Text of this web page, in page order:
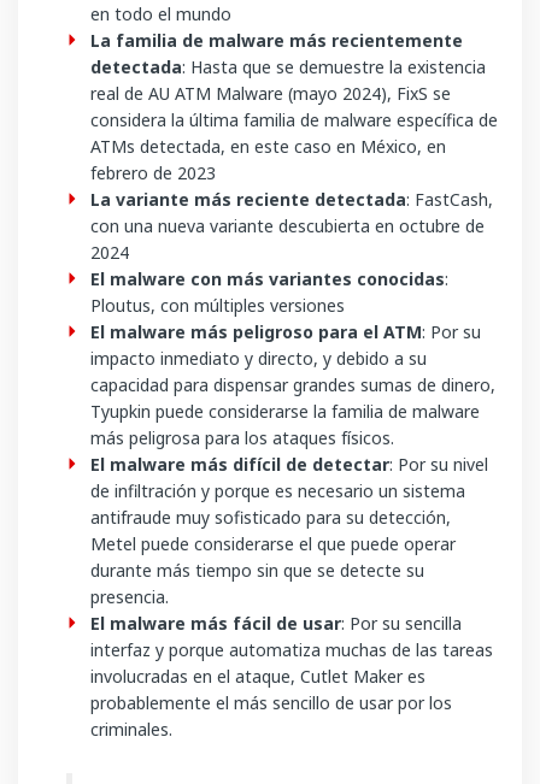
en todo el mundo
La familia de malware más recientemente
detectada: Hasta que se demuestre la existencia
real de AU ATM Malware (mayo 2024), FixS se
considera la última familia de malware específica de
ATMs detectada, en este caso en México, en
febrero de 2023
La variante más reciente detectada: FastCash,
con una nueva variante descubierta en octubre de
2024
El malware con más variantes conocidas:
Ploutus, con múltiples versiones
El malware más peligroso para el ATM: Por su
impacto inmediato y directo, y debido a su
capacidad para dispensar grandes sumas de dinero,
Tyupkin puede considerarse la familia de malware
más peligrosa para los ataques físicos.
El malware más difícil de detectar: Por su nivel
de infiltración y porque es necesario un sistema
antifraude muy sofisticado para su detección,
Metel puede considerarse el que puede operar
durante más tiempo sin que se detecte su
presencia.
El malware más fácil de usar: Por su sencilla
interfaz y porque automatiza muchas de las tareas
involucradas en el ataque, Cutlet Maker es
probablemente el más sencillo de usar por los
criminales.